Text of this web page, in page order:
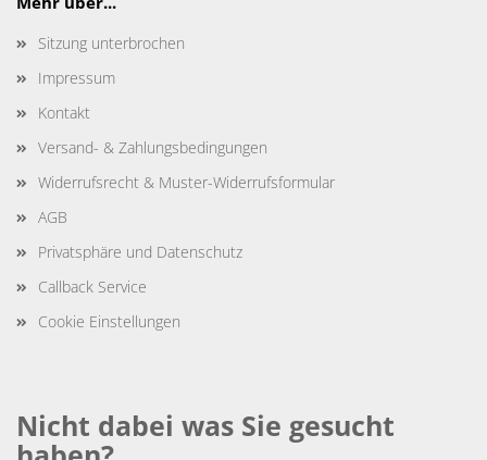
Sitzung unterbrochen
Impressum
Kontakt
Versand- & Zahlungsbedingungen
Widerrufsrecht & Muster-Widerrufsformular
AGB
Privatsphäre und Datenschutz
Callback Service
Cookie Einstellungen
Nicht dabei was Sie gesucht